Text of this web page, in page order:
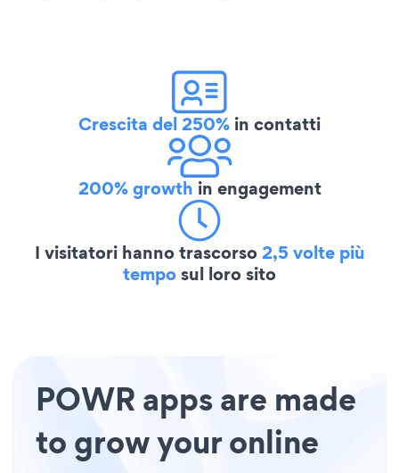
Crescita del 250% in contatti
200% growth in engagement
I visitatori hanno trascorso2,5 volte più
temposul loro sito
POWR apps are made
to grow your online